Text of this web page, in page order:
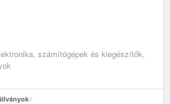
számítógépek és kiegészítők,